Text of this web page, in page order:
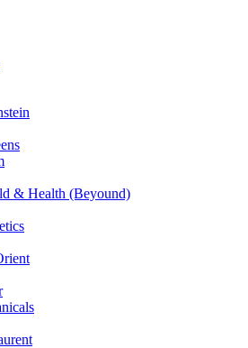
& Health (Beyound)